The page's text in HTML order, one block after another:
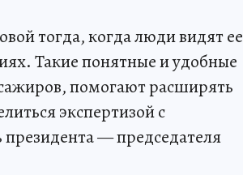
тогда, когда люди видят ее
Такие понятные и удобные
помогают расширять
экспертизой с
— председателя